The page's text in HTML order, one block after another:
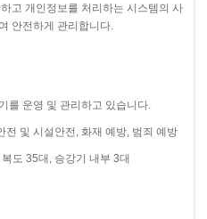
고 개인정보를 처리하는 시스템의 사
안전하게 관리합니다.
를 운영 및 관리하고 있습니다.
및 시설안전, 화재 예방, 범죄 예방
도 35대, 승강기 내부 3대